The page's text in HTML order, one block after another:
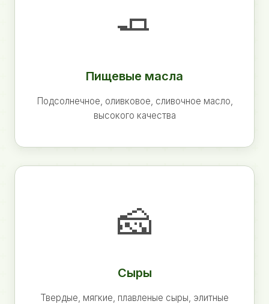
🧈
Пищевые масла
Подсолнечное, оливковое, сливочное масло,
высокого качества
🧀
Сыры
Твердые, мягкие, плавленые сыры, элитные